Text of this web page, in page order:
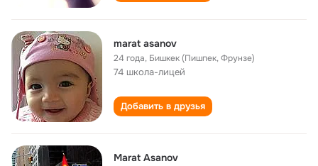
marat asanov
24 года, Бишкек (Пишпек, Фрунзе)
74 школа-лицей
Добавить в друзья
Marat Asanov